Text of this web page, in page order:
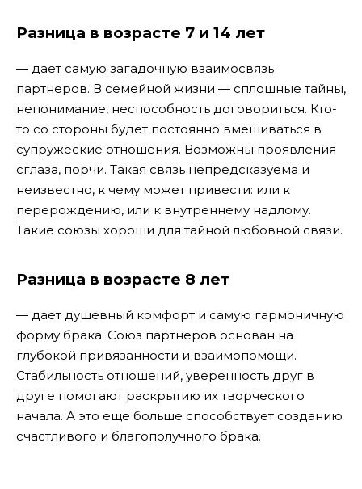
Разница в возрасте 7 и 14 лет
— дает самую загадочную взаимосвязь
партнеров. В семейной жизни — сплошные тайны,
непонимание, неспособность договориться. Кто-
то со стороны будет постоянно вмешиваться в
супружеские отношения. Возможны проявления
сглаза, порчи. Такая связь непредсказуема и
неизвестно, к чему может привести: или к
перерождению, или к внутреннему надлому.
Такие союзы хороши для тайной любовной связи.
Разница в возрасте 8 лет
— дает душевный комфорт и самую гармоничную
форму брака. Союз партнеров основан на
глубокой привязанности и взаимопомощи.
Стабильность отношений, уверенность друг в
друге помогают раскрытию их творческого
начала. А это еще больше способствует созданию
счастливого и благополучного брака.